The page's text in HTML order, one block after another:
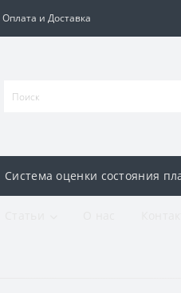
Оплата и Доставка
Система оценки состояния